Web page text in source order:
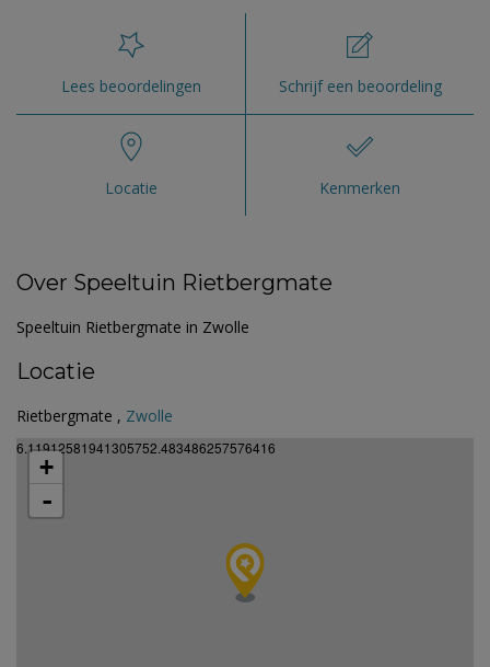
Lees beoordelingen Schrijf een beoordeling
Locatie Kenmerken
Over Speeltuin Rietbergmate
Speeltuin Rietbergmate in Zwolle
Locatie
Rietbergmate , Zwolle
6.11912581941305752.483486257576416
+
-